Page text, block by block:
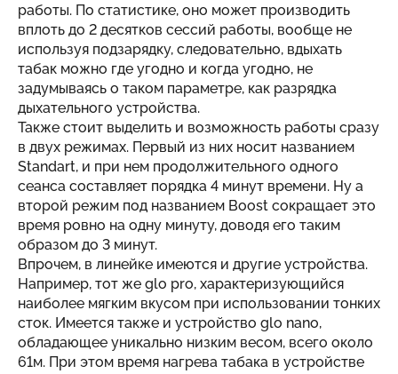
работы. По статистике, оно может производить
вплоть до 2 десятков сессий работы, вообще не
используя подзарядку, следовательно, вдыхать
табак можно где угодно и когда угодно, не
задумываясь о таком параметре, как разрядка
дыхательного устройства.
Также стоит выделить и возможность работы сразу
в двух режимах. Первый из них носит названием
Standart, и при нем продолжительного одного
сеанса составляет порядка 4 минут времени. Ну а
второй режим под названием Boost сокращает это
время ровно на одну минуту, доводя его таким
образом до 3 минут.
Впрочем, в линейке имеются и другие устройства.
Например, тот же glo pro, характеризующийся
наиболее мягким вкусом при использовании тонких
сток. Имеется также и устройство glo nano,
обладающее уникально низким весом, всего около
61м. При этом время нагрева табака в устройстве